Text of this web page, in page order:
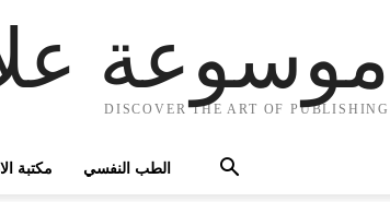
موسوعة
DISCOVER THE ART OF PUBLISHING
مكتبة الطب النفسي